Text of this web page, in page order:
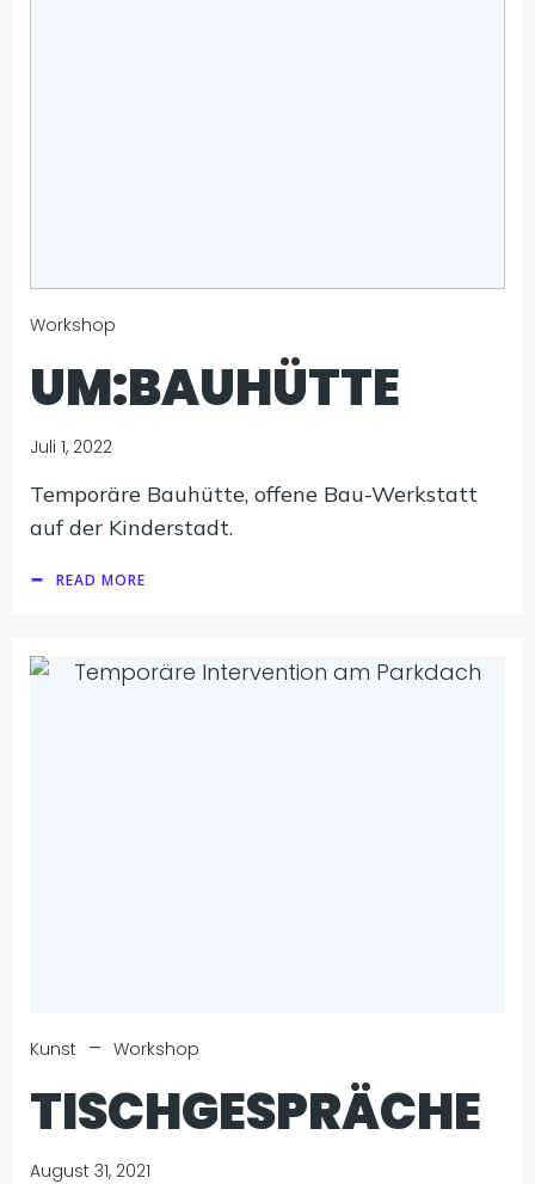
Workshop
UM:BAUHÜTTE
Juli 1, 2022
Temporäre Bauhütte, offene Bau-Werkstatt
auf der Kinderstadt.
READ MORE
Kunst – Workshop
TISCHGESPRÄCHE
August 31, 2021